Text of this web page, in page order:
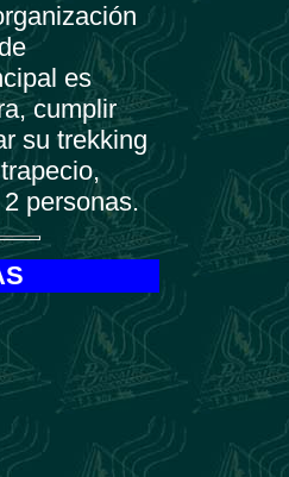
es
cumplir
su trekking
personas.